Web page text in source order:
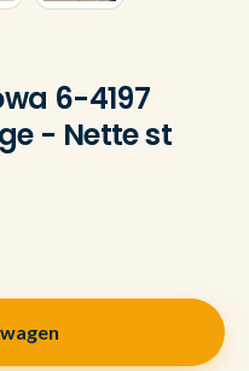
6-4197
- Nette st